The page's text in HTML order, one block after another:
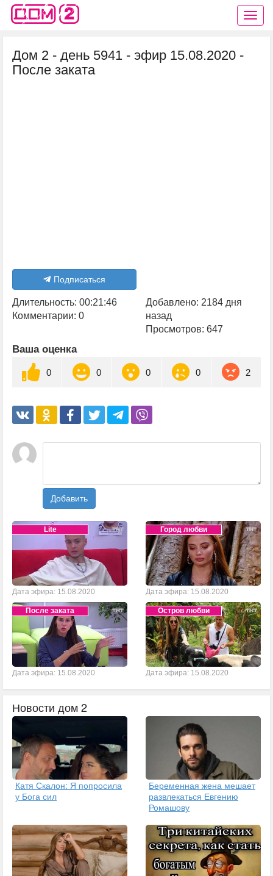
Дом 2 - день 5941 - эфир 15.08.2020 -
После заката
Подписаться
Длительность: 00:21:46
Комментарии: 0
Добавлено: 2184 дня
назад
Просмотров: 647
Ваша оценка
0 0 0 0 2
Добавить
Lite
Дата эфира: 15.08.2020
Город любви
Дата эфира: 15.08.2020
После заката
Дата эфира: 15.08.2020
Остров любви
Дата эфира: 15.08.2020
Новости дом 2
Катя Скалон: Я попросила
у Бога сил
Беременная жена мешает
развлекаться Евгению
Ромашову